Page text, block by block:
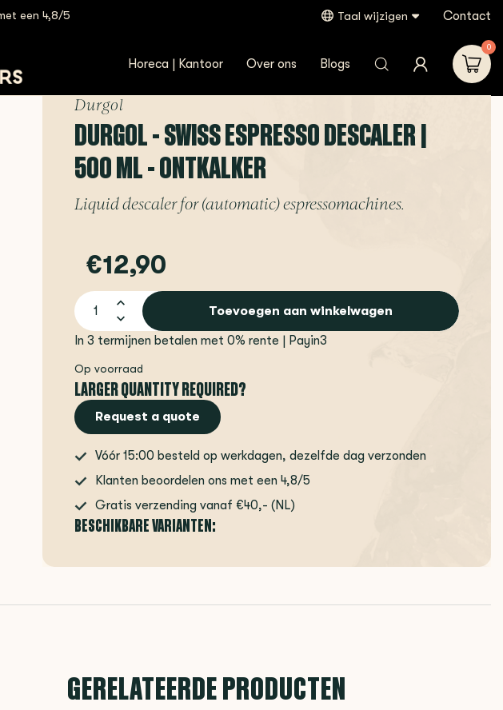
een 4,8/5 Taal wijzigen Contact
Horeca | Kantoor Over ons Blogs
0
| 500 ml - Ontkalker
Durgol
DURGOL - SWISS ESPRESSO DESCALER |
500 ML - ONTKALKER
Liquid descaler for (automatic) espressomachines.
€12,90
Toevoegen aan winkelwagen
In 3 termijnen betalen met 0% rente | Payin3
Op voorraad
LARGER QUANTITY REQUIRED?
Request a quote
Vóór 15:00 besteld op werkdagen, dezelfde dag verzonden
Klanten beoordelen ons met een 4,8/5
Gratis verzending vanaf €40,- (NL)
BESCHIKBARE VARIANTEN:
GERELATEERDE PRODUCTEN